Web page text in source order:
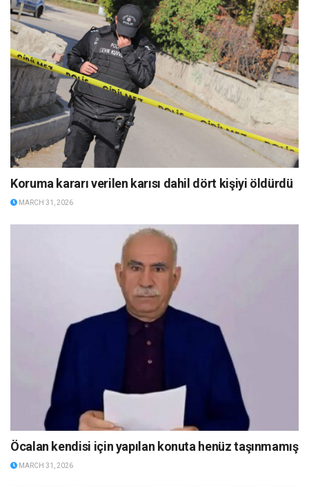
Koruma kararı verilen karısı dahil dört kişiyi öldürdü
MARCH 31, 2026
Öcalan kendisi için yapılan konuta henüz taşınmamış
MARCH 31, 2026